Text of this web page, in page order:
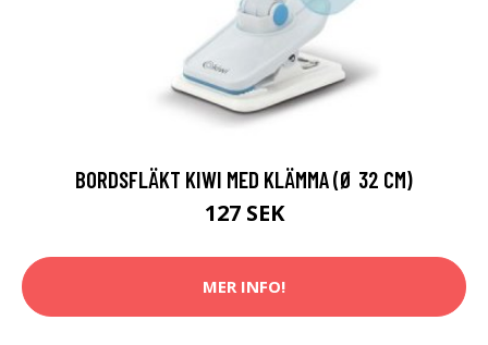
BORDSFLÄKT KIWI MED KLÄMMA (Ø 32 CM)
127 SEK
MER INFO!